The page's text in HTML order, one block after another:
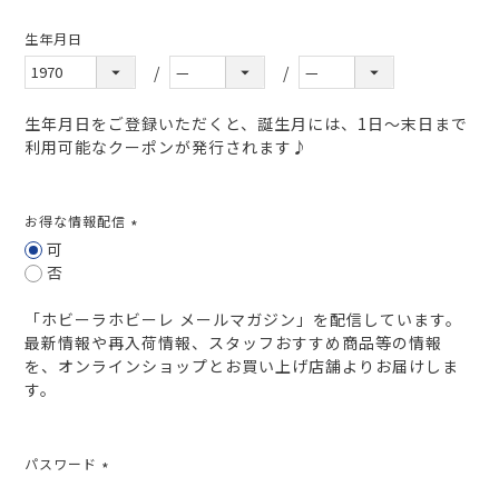
生年月日
生年月日をご登録いただくと、誕生月には、1日～末日まで
利用可能なクーポンが発行されます♪
お得な情報配信
可
否
「ホビーラホビーレ メールマガジン」を配信しています。
最新情報や再入荷情報、スタッフおすすめ商品等の情報
を、オンラインショップとお買い上げ店舗よりお届けしま
す。
パスワード